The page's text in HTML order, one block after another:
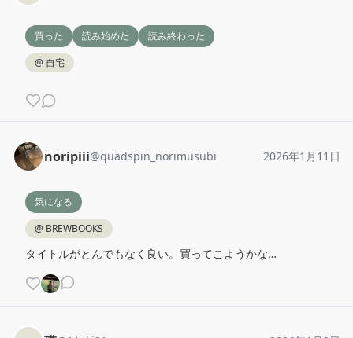
買った 読み始めた
読み終わった
@ 自宅
noripiii@quadspin_norimusubi 2026年1月11日
気になる
@ BREWBOOKS
タイトルがとんでもなく良い。買ってこようかな…